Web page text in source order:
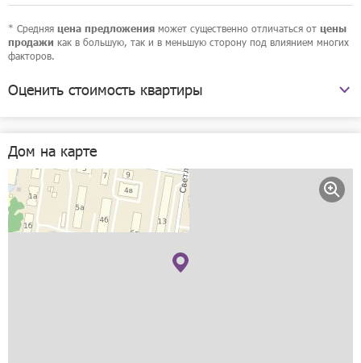
* Средняя цена предложения может существенно отличаться от цены
продажи как в большую, так и в меньшую сторону под влиянием многих
факторов.
Оценить стоимость квартиры
Дом на карте